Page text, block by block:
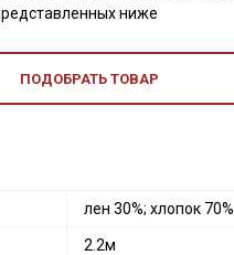
ниже
ПОДОБРАТЬ ТОВАР
лен 30%; хлопок 70%
2.2м